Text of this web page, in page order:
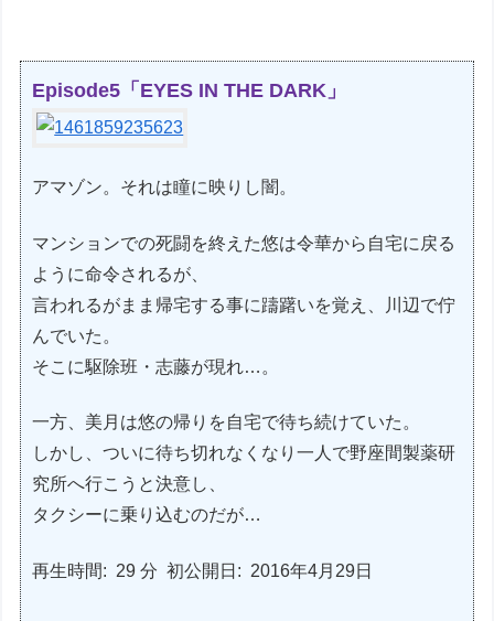
Episode5「EYES IN THE DARK」
アマゾン。それは瞳に映りし闇。
マンションでの死闘を終えた悠は令華から自宅に戻る
ように命令されるが、
言われるがまま帰宅する事に躊躇いを覚え、川辺で佇
んでいた。
そこに駆除班・志藤が現れ…。
一方、美月は悠の帰りを自宅で待ち続けていた。
しかし、ついに待ち切れなくなり一人で野座間製薬研
究所へ行こうと決意し、
タクシーに乗り込むのだが…
再生時間: 29 分 初公開日: 2016年4月29日